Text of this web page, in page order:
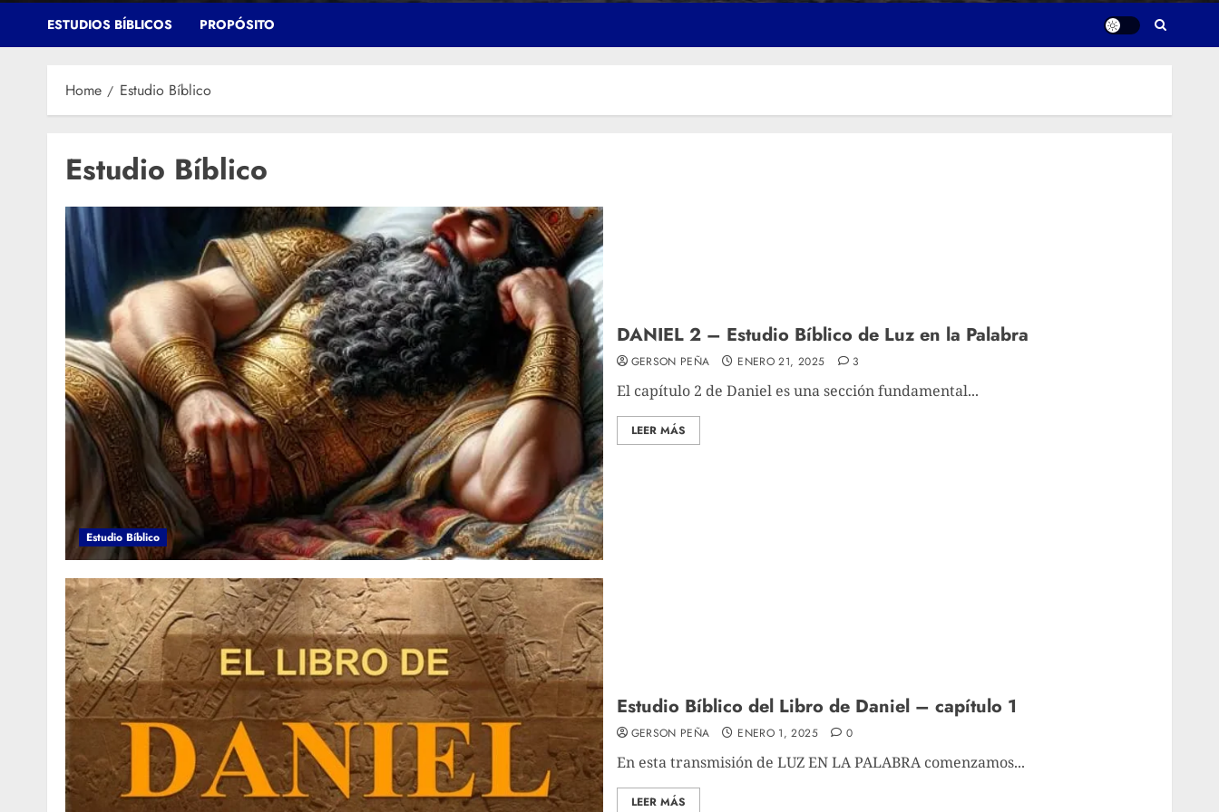
ESTUDIOS BÍBLICOS PROPÓSITO
Home Estudio Bíblico
Estudio Bíblico
Estudio Bíblico
DANIEL 2 – Estudio Bíblico de Luz en la Palabra
GERSON PEÑA ENERO 21, 2025 3
El capítulo 2 de Daniel es una sección fundamental...
LEER MÁS
Estudio Bíblico del Libro de Daniel – capítulo 1
GERSON PEÑA ENERO 1, 2025 0
En esta transmisión de LUZ EN LA PALABRA comenzamos...
LEER MÁS